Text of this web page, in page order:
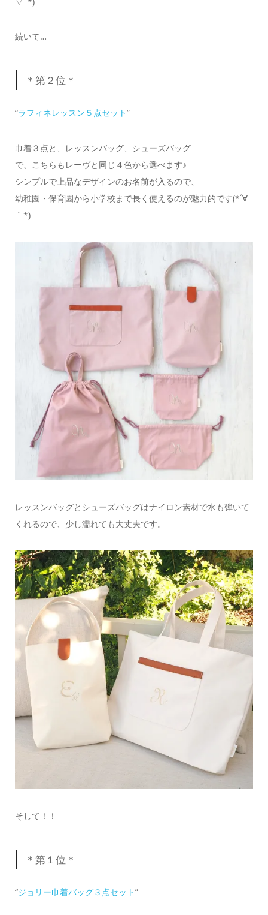
続いて…
＊第２位＊
“ラフィネレッスン５点セット”
巾着３点と、レッスンバッグ、シューズバッグ
で、こちらもレーヴと同じ４色から選べます♪
シンプルで上品なデザインのお名前が入るので、
幼稚園・保育園から小学校まで長く使えるのが魅力的です(*´∀
｀*)
レッスンバッグとシューズバッグはナイロン素材で水も弾いて
くれるので、少し濡れても大丈夫です。
そして！！
＊第１位＊
“ジョリー巾着バッグ３点セット”